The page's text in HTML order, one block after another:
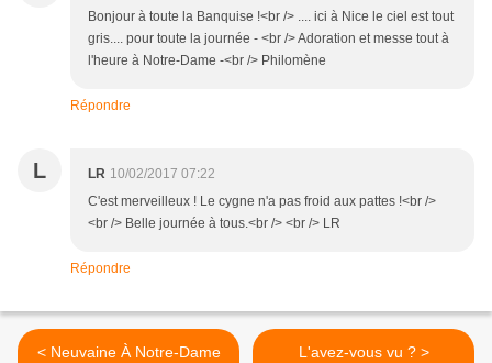
Bonjour à toute la Banquise !<br /> .... ici à Nice le ciel est tout
gris.... pour toute la journée - <br /> Adoration et messe tout à
l'heure à Notre-Dame -<br /> Philomène
Répondre
L LR 10/02/2017 07:22
C'est merveilleux ! Le cygne n'a pas froid aux pattes !<br />
<br /> Belle journée à tous.<br /> <br /> LR
Répondre
< Neuvaine À Notre-Dame
L'avez-vous vu ? >